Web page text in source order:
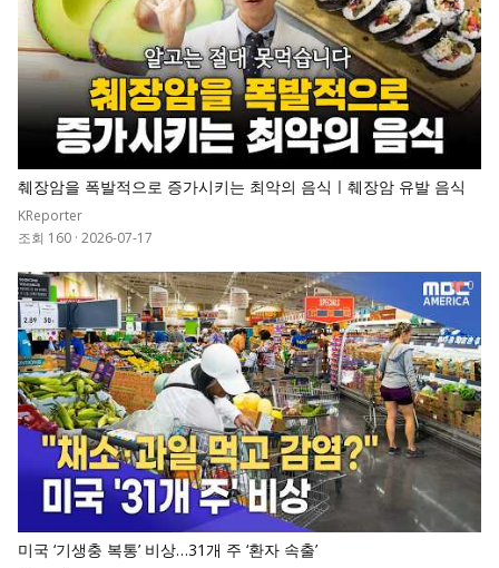
췌장암을 폭발적으로 증가시키는 최악의 음식ㅣ췌장암 유발 음식
KReporter
조회 160 · 2026-07-17
미국 ‘기생충 복통’ 비상…31개 주 ‘환자 속출’
0